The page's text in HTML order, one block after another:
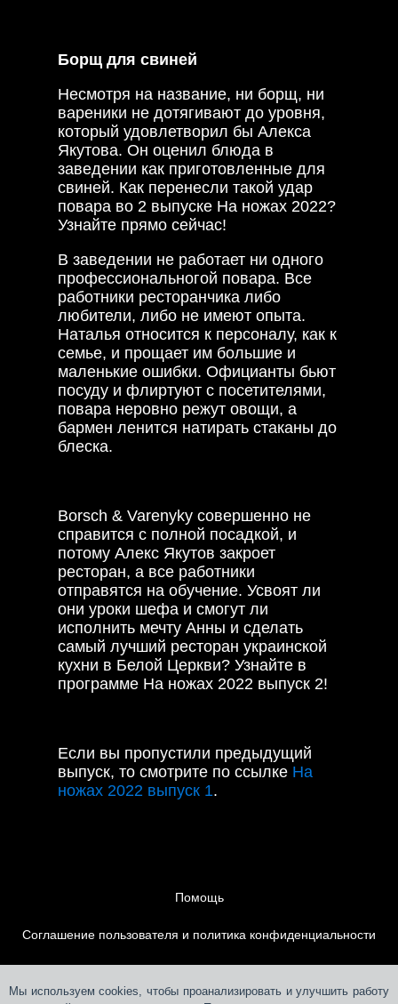
Мы используем cookies, чтобы проанализировать и улучшить работу
Борщ для свиней
Несмотря на название, ни борщ, ни
вареники не дотягивают до уровня,
который удовлетворил бы Алекса
Якутова. Он оценил блюда в
заведении как приготовленные для
свиней. Как перенесли такой удар
повара во 2 выпуске На ножах 2022?
Узнайте прямо сейчас!
В заведении не работает ни одного
профессиональногой повара. Все
работники ресторанчика либо
любители, либо не имеют опыта.
Наталья относится к персоналу, как к
семье, и прощает им большие и
маленькие ошибки. Официанты бьют
посуду и флиртуют с посетителями,
повара неровно режут овощи, а
бармен ленится натирать стаканы до
блеска.
Borsch & Varenyky совершенно не
справится с полной посадкой, и
потому Алекс Якутов закроет
ресторан, а все работники
отправятся на обучение. Усвоят ли
они уроки шефа и смогут ли
исполнить мечту Анны и сделать
самый лучший ресторан украинской
кухни в Белой Церкви? Узнайте в
программе На ножах 2022 выпуск 2!
Если вы пропустили предыдущий
выпуск, то смотрите по ссылке На
ножах 2022 выпуск 1.
Помощь
Соглашение пользователя и политика конфиденциальности